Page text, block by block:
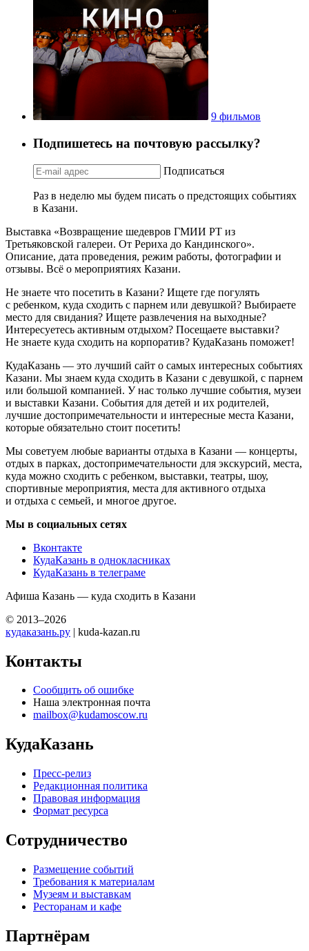
9 фильмов
Подпишетесь на почтовую рассылку?
Подписаться
Раз в неделю мы будем писать о предстоящих событиях
в Казани.
Выставка «Возвращение шедевров ГМИИ РТ из
Третьяковской галереи. От Рериха до Кандинского».
Описание, дата проведения, режим работы, фотографии и
отзывы. Всё о мероприятиях Казани.
Не знаете что посетить в Казани? Ищете где погулять
с ребенком, куда сходить с парнем или девушкой? Выбираете
место для свидания? Ищете развлечения на выходные?
Интересуетесь активным отдыхом? Посещаете выставки?
Не знаете куда сходить на корпоратив? КудаКазань поможет!
КудаКазань — это лучший сайт о самых интересных событиях
Казани. Мы знаем куда сходить в Казани с девушкой, с парнем
или большой компанией. У нас только лучшие события, музеи
и выставки Казани. События для детей и их родителей,
лучшие достопримечательности и интересные места Казани,
которые обязательно стоит посетить!
Мы советуем любые варианты отдыха в Казани — концерты,
отдых в парках, достопримечательности для экскурсий, места,
куда можно сходить с ребенком, выставки, театры, шоу,
спортивные мероприятия, места для активного отдыха
и отдыха с семьей, и многое другое.
Мы в социальных сетях
Вконтакте
КудаКазань в однокласниках
КудаКазань в телеграме
Афиша Казань — куда сходить в Казани
© 2013–2026
кудаказань.ру | kuda-kazan.ru
Контакты
Сообщить об ошибке
Наша электронная почта
mailbox@kudamoscow.ru
КудаКазань
Пресс-релиз
Редакционная политика
Правовая информация
Формат ресурса
Сотрудничество
Размещение событий
Требования к материалам
Музеям и выставкам
Ресторанам и кафе
Партнёрам